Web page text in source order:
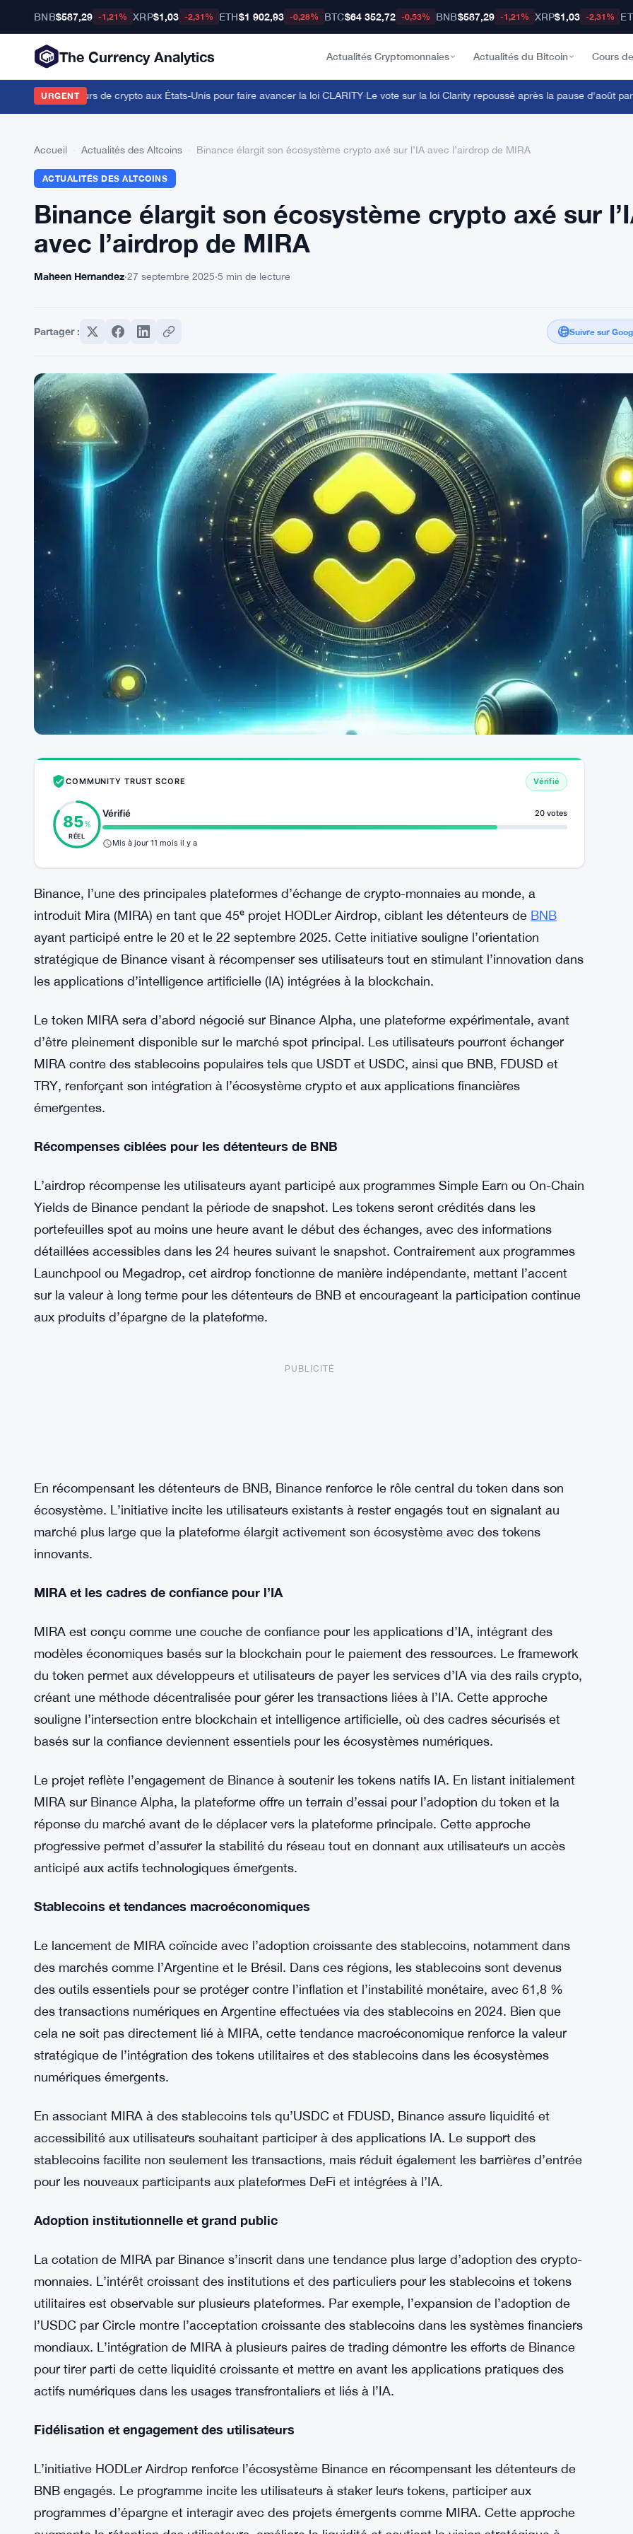
BNB$587,29 -1,21% XRP$1,03 -2,31% ETH$1 902,93 -0,28% BTC$64 352,72 -0,53% BNB$587,29 -1,21% XRP$1,03 -2,31%
The Currency Analytics Actualités Cryptomonnaies Actualités du Bitcoin Cours
URGENT
de détenteurs de crypto aux États-Unis pour faire avancer la loi CLARITY·Le vote sur la loi Clarity repoussé après la pause d'août par
Accueil Actualités des Altcoins Binance élargit son écosystème crypto axé sur l’IA avec l’airdrop de MIRA
ACTUALITÉS DES ALTCOINS
Binance élargit son écosystème crypto axé sur
avec l’airdrop de MIRA
Maheen Hernandez·27 septembre 2025·5 min de lecture
Partager : Suivre sur
COMMUNITY TRUST SCORE Vérifié
85%
RÉEL
Vérifié 20 votes
Mis à jour 11 mois il y a
Binance, l’une des principales plateformes d’échange de crypto-monnaies au monde, a
introduit Mira (MIRA) en tant que 45ᵉ projet HODLer Airdrop, ciblant les détenteurs de BNB
ayant participé entre le 20 et le 22 septembre 2025. Cette initiative souligne l’orientation
stratégique de Binance visant à récompenser ses utilisateurs tout en stimulant l’innovation dans
les applications d’intelligence artificielle (IA) intégrées à la blockchain.
Le token MIRA sera d’abord négocié sur Binance Alpha, une plateforme expérimentale, avant
d’être pleinement disponible sur le marché spot principal. Les utilisateurs pourront échanger
MIRA contre des stablecoins populaires tels que USDT et USDC, ainsi que BNB, FDUSD et
TRY, renforçant son intégration à l’écosystème crypto et aux applications financières
émergentes.
Récompenses ciblées pour les détenteurs de BNB
L’airdrop récompense les utilisateurs ayant participé aux programmes Simple Earn ou On-Chain
Yields de Binance pendant la période de snapshot. Les tokens seront crédités dans les
portefeuilles spot au moins une heure avant le début des échanges, avec des informations
détaillées accessibles dans les 24 heures suivant le snapshot. Contrairement aux programmes
Launchpool ou Megadrop, cet airdrop fonctionne de manière indépendante, mettant l’accent
sur la valeur à long terme pour les détenteurs de BNB et encourageant la participation continue
aux produits d’épargne de la plateforme.
PUBLICITÉ
En récompensant les détenteurs de BNB, Binance renforce le rôle central du token dans son
écosystème. L’initiative incite les utilisateurs existants à rester engagés tout en signalant au
marché plus large que la plateforme élargit activement son écosystème avec des tokens
innovants.
MIRA et les cadres de confiance pour l’IA
MIRA est conçu comme une couche de confiance pour les applications d’IA, intégrant des
modèles économiques basés sur la blockchain pour le paiement des ressources. Le framework
du token permet aux développeurs et utilisateurs de payer les services d’IA via des rails crypto,
créant une méthode décentralisée pour gérer les transactions liées à l’IA. Cette approche
souligne l’intersection entre blockchain et intelligence artificielle, où des cadres sécurisés et
MIRA sur Binance Alpha, la plateforme offre un terrain d’essai pour l’adoption du token et la
réponse du marché avant de le déplacer vers la plateforme principale. Cette approche
progressive permet d’assurer la stabilité du réseau tout en donnant aux utilisateurs un accès
anticipé aux actifs technologiques émergents.
Stablecoins et tendances macroéconomiques
des marchés comme l’Argentine et le Brésil. Dans ces régions, les stablecoins sont devenus
des outils essentiels pour se protéger contre l’inflation et l’instabilité monétaire, avec 61,8 %
des transactions numériques en Argentine effectuées via des stablecoins en 2024. Bien que
cela ne soit pas directement lié à MIRA, cette tendance macroéconomique renforce la valeur
numériques émergents.
En associant MIRA à des stablecoins tels qu’USDC et FDUSD, Binance assure liquidité et
accessibilité aux utilisateurs souhaitant participer à des applications IA. Le support des
stablecoins facilite non seulement les transactions, mais réduit également les barrières d’entrée
pour les nouveaux participants aux plateformes DeFi et intégrées à l’IA.
Adoption institutionnelle et grand public
monnaies. L’intérêt croissant des institutions et des particuliers pour les stablecoins et tokens
l’USDC par Circle montre l’acceptation croissante des stablecoins dans les systèmes financiers
mondiaux. L’intégration de MIRA à plusieurs paires de trading démontre les efforts de Binance
pour tirer parti de cette liquidité croissante et mettre en avant les applications pratiques des